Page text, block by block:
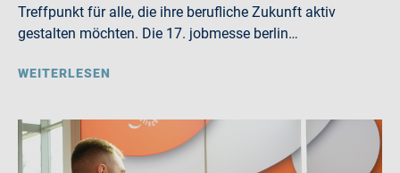
Treffpunkt für alle, die ihre berufliche Zukunft aktiv
gestalten möchten. Die 17. jobmesse berlin…
WEITERLESEN